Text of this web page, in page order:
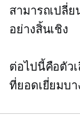
สามารถเปลี่
อย่างสิ้นเชิง
ต่อไปนี้คือตัว
ที่ยอดเยี่ยมบ